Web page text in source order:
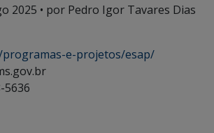
2025 • por Pedro Igor Tavares Dias
programas-e-projetos/esap/
5636